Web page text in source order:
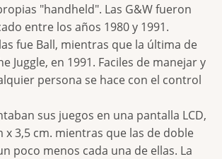
"handheld". Las G&W fueron
entre los años 1980 y 1991.
fue Ball, mientras que la última de
Juggle, en 1991. Faciles de manejar y
persona se hace con el control
sus juegos en una pantalla LCD,
x 3,5 cm. mientras que las de doble
poco menos cada una de ellas. La